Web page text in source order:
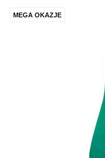
MEGA OKAZJE